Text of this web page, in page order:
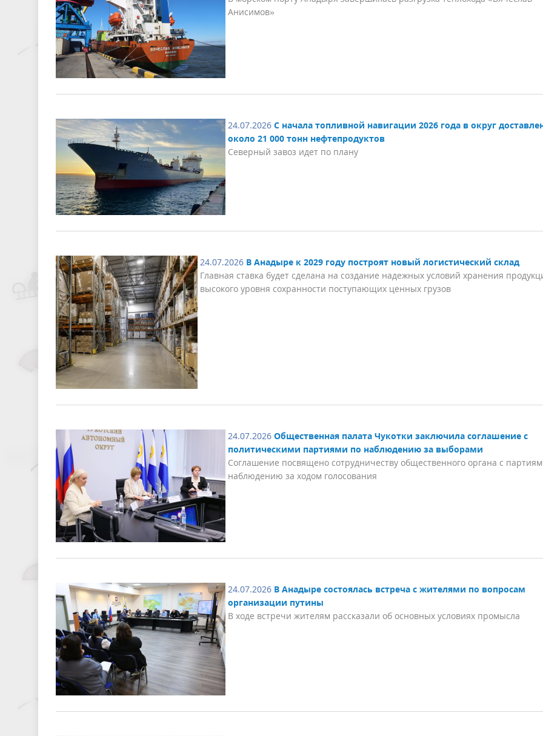
Анисимов»
24.07.2026 С начала топливной навигации 2026 года в округ
около 21 000 тонн нефтепродуктов
Северный завоз идет по плану
24.07.2026 В Анадыре к 2029 году построят новый логистический склад
Главная ставка будет сделана на создание надежных условий хранения
высокого уровня сохранности поступающих ценных грузов
24.07.2026 Общественная палата Чукотки заключила соглашение с
политическими партиями по наблюдению за выборами
Соглашение посвящено сотрудничеству общественного органа с
наблюдению за ходом голосования
24.07.2026 В Анадыре состоялась встреча с жителями по вопросам
организации путины
В ходе встречи жителям рассказали об основных условиях промысла